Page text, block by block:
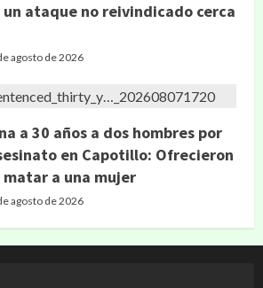
un ataque no reivindicado cerca
agosto de 2026
a 30 años a dos hombres por
en Capotillo: Ofrecieron
matar a una mujer
agosto de 2026